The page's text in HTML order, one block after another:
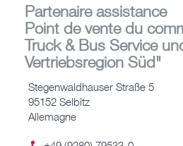
Partenaire assistance
Point de vente du
Truck & Bus Service
Vertriebsregion Süd"
Stegenwaldhauser Straße 5
95152 Selbitz
Allemagne